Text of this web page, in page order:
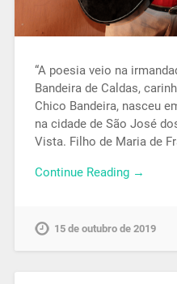
“A poesia veio na
Bandeira de Caldas,
Chico Bandeira, nasceu
na cidade de São José
Vista. Filho de Maria de
Continue Reading →
15 de outubro de 2019